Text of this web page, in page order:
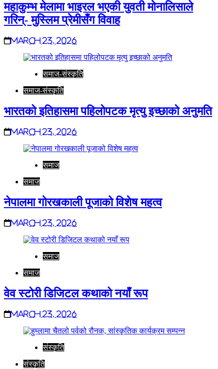
महाकुम्भ मेलामा भाइरल भएकी युवती मोनालिसाले
गरिन्- मुस्लिम प्रेमीसँग विवाह
March 23, 2026
समाज-संस्कृति
समाज-संस्कृति
भारतको इतिहासमा पहिलोपटक मृत्यु इच्छाको अनुमति
March 23, 2026
समाज
समाज
नेपालमा गोरखकाली पूजाको विशेष महत्व
March 23, 2026
समाज
समाज
वेव स्टोरी डिजिटल कथाको नयाँ रूप
March 23, 2026
संस्कृति
संस्कृति